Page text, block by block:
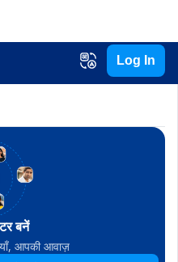
Log In
बनें
आपकी आवाज़